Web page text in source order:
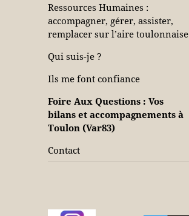
Ressources Humaines :
accompagner, gérer, assister,
remplacer sur l’aire toulonnaise
Qui suis-je ?
Ils me font confiance
Foire Aux Questions : Vos
bilans et accompagnements à
Toulon (Var83)
Contact